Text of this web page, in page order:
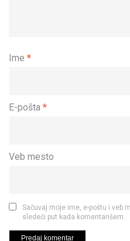
Ime *
E-pošta *
Veb mesto
Sačuvaj moje ime, e-poštu i veb
sledeći put kada komentarišem.